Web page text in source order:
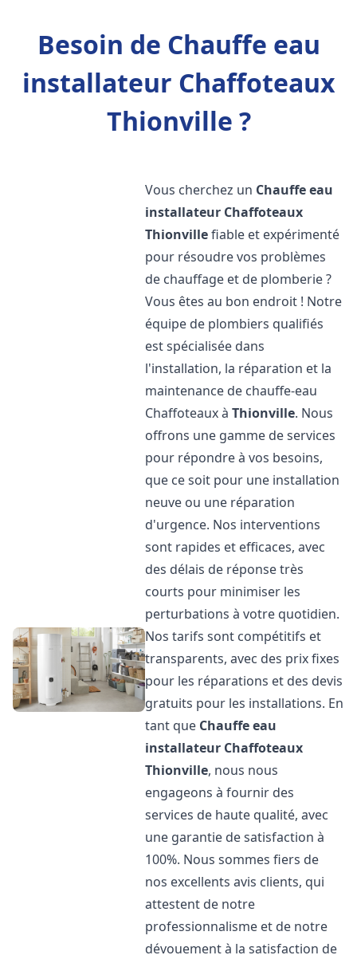
Besoin de Chauffe eau
installateur Chaffoteaux
Thionville ?
Vous cherchez un Chauffe eau
installateur Chaffoteaux
Thionvillefiable et expérimenté
pour résoudre vos problèmes
de chauffage et de plomberie ?
Vous êtes au bon endroit ! Notre
équipe de plombiers qualifiés
est spécialisée dans
l'installation, la réparation et la
maintenance de chauffe-eau
Chaffoteaux àThionville. Nous
offrons une gamme de services
pour répondre à vos besoins,
que ce soit pour une installation
neuve ou une réparation
d'urgence. Nos interventions
sont rapides et efficaces, avec
des délais de réponse très
courts pour minimiser les
perturbations à votre quotidien.
Nos tarifs sont compétitifs et
transparents, avec des prix fixes
pour les réparations et des devis
gratuits pour les installations. En
tant que Chauffe eau
installateur Chaffoteaux
Thionville, nous nous
engageons à fournir des
services de haute qualité, avec
une garantie de satisfaction à
100%. Nous sommes fiers de
nos excellents avis clients, qui
attestent de notre
professionnalisme et de notre
dévouement à la satisfaction de